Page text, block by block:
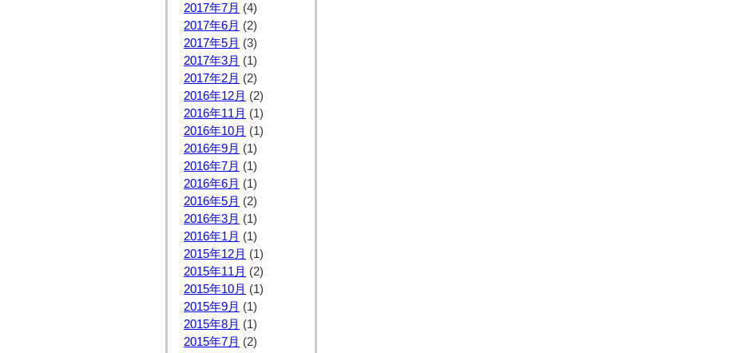
2017年7月 (4)
2017年6月 (2)
2017年5月 (3)
2017年3月 (1)
2017年2月 (2)
2016年12月 (2)
2016年11月 (1)
2016年10月 (1)
2016年9月 (1)
2016年7月 (1)
2016年6月 (1)
2016年5月 (2)
2016年3月 (1)
2016年1月 (1)
2015年12月 (1)
2015年11月 (2)
2015年10月 (1)
2015年9月 (1)
2015年8月 (1)
2015年7月 (2)